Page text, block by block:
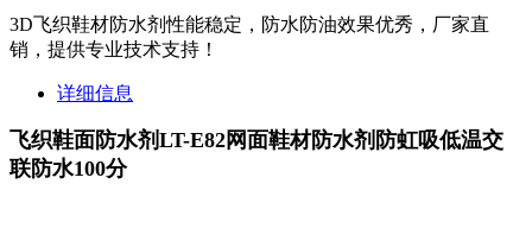
3D飞织鞋材防水剂性能稳定，防水防油效果优秀，厂家直
销，提供专业技术支持！
详细信息
飞织鞋面防水剂LT-E82网面鞋材防水剂防虹吸低温交
联防水100分